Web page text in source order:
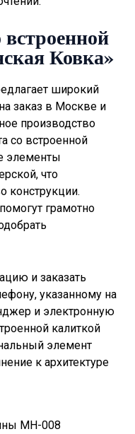
встроенной
Ковка»
широкий
заказ в Москве и
производство
со встроенной
элементы
что
конструкции.
грамотно
и заказать
указанному на
и электронную
калиткой
элемент
к архитектуре